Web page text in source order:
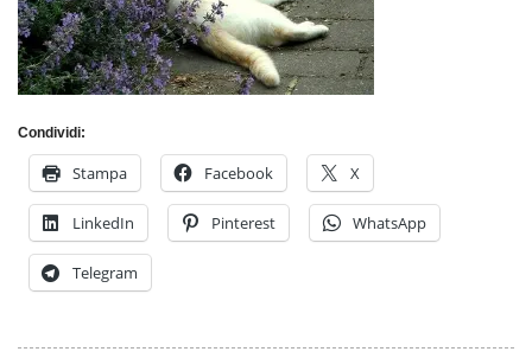
Condividi:
Stampa Facebook X
LinkedIn Pinterest WhatsApp
Telegram